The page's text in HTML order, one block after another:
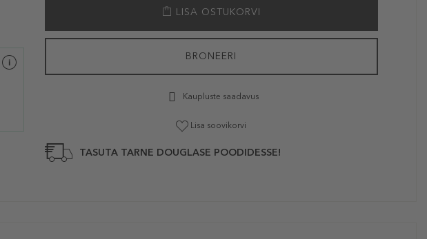
LISA OSTUKORVI
BRONEERI
Kaupluste saadavus
Lisa soovikorvi
TASUTA TARNE DOUGLASE POODIDESSE!